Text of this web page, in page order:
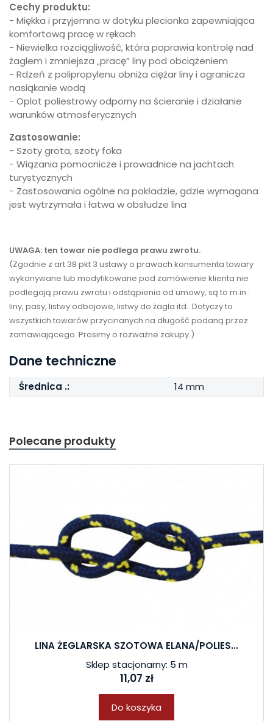
Cechy produktu:
- Miękka i przyjemna w dotyku plecionka zapewniająca
komfortową pracę w rękach
- Niewielka rozciągliwość, która poprawia kontrolę nad
żaglem i zmniejsza „pracę” liny pod obciążeniem
- Rdzeń z polipropylenu obniża ciężar liny i ogranicza
nasiąkanie wodą
- Oplot poliestrowy odporny na ścieranie i działanie
warunków atmosferycznych
Zastosowanie:
- Szoty grota, szoty foka
- Wiązania pomocnicze i prowadnice na jachtach
turystycznych
- Zastosowania ogólne na pokładzie, gdzie wymagana
jest wytrzymała i łatwa w obsłudze lina
UWAGA: ten towar nie podlega prawu zwrotu.
(Zgodnie z art.38 pkt 3 ustawy o prawach konsumenta towary
wykonywane lub modyfikowane pod zamówienie klienta nie
podlegają prawu zwrotu i odstąpienia od umowy, są to m.in.:
liny, pasy, listwy odbojowe, listwy do żagla itd.. Dotyczy to
wszystkich towarów przycinanych na długość podaną przez
zamawiającego. Prosimy o rozważne zakupy.)
Dane techniczne
Średnica .: 14 mm
Polecane produkty
LINA ŻEGLARSKA SZOTOWA ELANA/POLIES...
Sklep stacjonarny: 5 m
11,07 zł
Do koszyka